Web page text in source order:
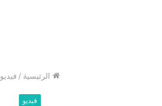
الرئيسية / فيديو
فيديو